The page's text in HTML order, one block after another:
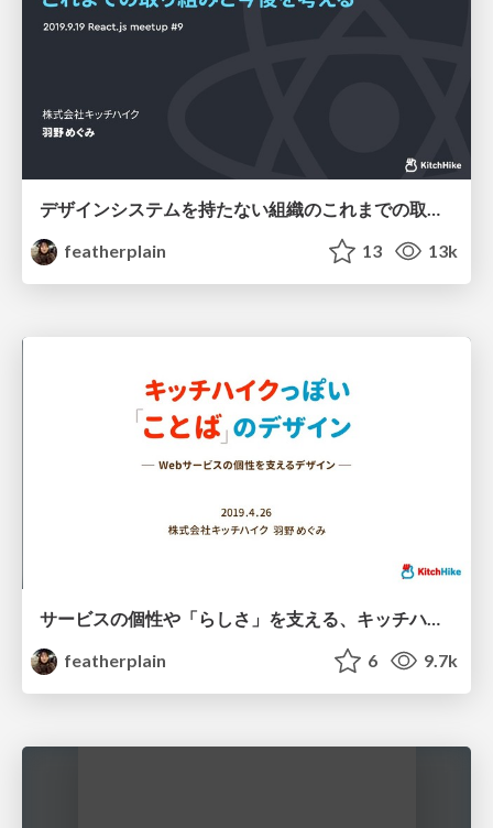
デザインシステムを持たない組織のこれまでの取り組みと今後を考える
featherplain
13 13k
サービスの個性や「らしさ」を支える、キッチハイクっぽい「ことば」のデザイン
featherplain
6 9.7k